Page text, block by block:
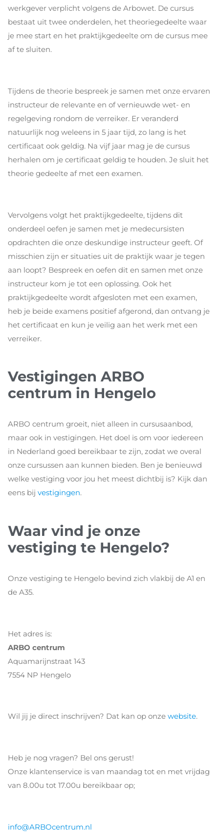
werkgever verplicht volgens de Arbowet. De cursus
bestaat uit twee onderdelen, het theoriegedeelte waar
je mee start en het praktijkgedeelte om de cursus mee
af te sluiten.
Tijdens de theorie bespreek je samen met onze ervaren
instructeur de relevante en of vernieuwde wet- en
regelgeving rondom de verreiker. Er veranderd
natuurlijk nog weleens in 5 jaar tijd, zo lang is het
certificaat ook geldig. Na vijf jaar mag je de cursus
herhalen om je certificaat geldig te houden. Je sluit het
theorie gedeelte af met een examen.
Vervolgens volgt het praktijkgedeelte, tijdens dit
onderdeel oefen je samen met je medecursisten
opdrachten die onze deskundige instructeur geeft. Of
misschien zijn er situaties uit de praktijk waar je tegen
aan loopt? Bespreek en oefen dit en samen met onze
instructeur kom je tot een oplossing. Ook het
praktijkgedeelte wordt afgesloten met een examen,
heb je beide examens positief afgerond, dan ontvang je
het certificaat en kun je veilig aan het werk met een
verreiker.
Vestigingen ARBO
centrum in Hengelo
ARBO centrum groeit, niet alleen in cursusaanbod,
maar ook in vestigingen. Het doel is om voor iedereen
in Nederland goed bereikbaar te zijn, zodat we overal
onze cursussen aan kunnen bieden. Ben je benieuwd
welke vestiging voor jou het meest dichtbij is? Kijk dan
eens bij vestigingen.
Waar vind je onze
vestiging te Hengelo?
Onze vestiging te Hengelo bevind zich vlakbij de A1 en
de A35.
Het adres is:
ARBO centrum
Aquamarijnstraat 143
7554 NP Hengelo
Wil jij je direct inschrijven? Dat kan op onze website.
Heb je nog vragen? Bel ons gerust!
Onze klantenservice is van maandag tot en met vrijdag
van 8.00u tot 17.00u bereikbaar op;
info@ARBOcentrum.nl